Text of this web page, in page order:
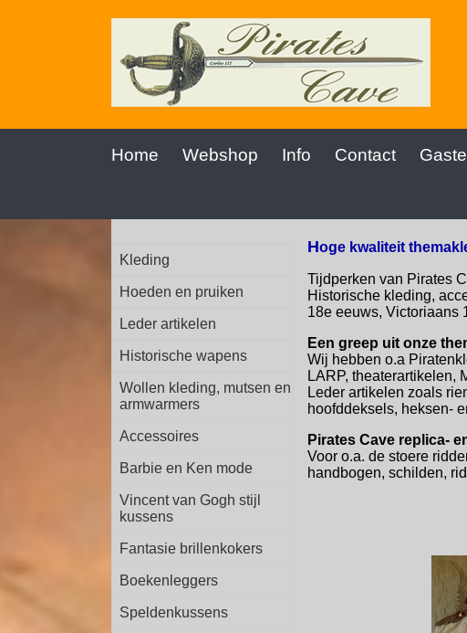
Home Webshop Info Contact
Kleding
Hoeden en pruiken
Leder artikelen
Historische wapens
Wollen kleding, mutsen en
armwarmers
Accessoires
Barbie en Ken mode
Vincent van Gogh stijl
kussens
Fantasie brillenkokers
Boekenleggers
Speldenkussens
Hoge kwaliteit
Tijdperken van Pirates
Historische kleding,
18e eeuws, Victoriaans
Een greep uit onze
Wij hebben o.a
LARP, theaterartikelen,
Leder artikelen zoals
hoofddeksels, heksen-
Pirates Cave replica-
Voor o.a. de stoere
handbogen, schilden,